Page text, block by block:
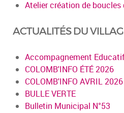
Atelier création de boucles
ACTUALITÉS DU
Accompagnement
COLOMB'INFO ÉTÉ 2026
COLOMB'INFO AVRIL 2026
BULLE VERTE
Bulletin Municipal N°53